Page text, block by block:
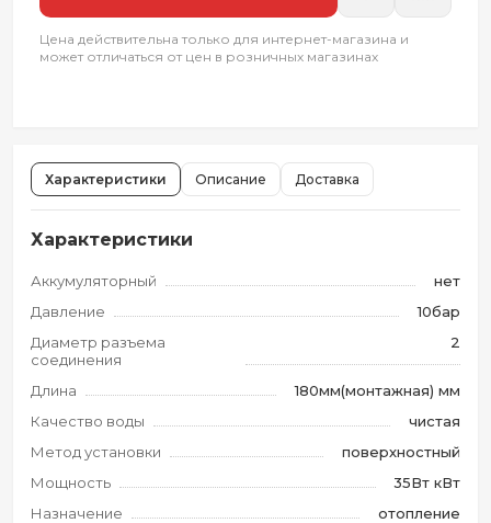
Цена действительна только для интернет-магазина и
может отличаться от цен в розничных магазинах
Характеристики Описание Доставка
Характеристики
Аккумуляторный
нет
Давление
10бар
Диаметр разъема
соединения
2
Длина
180мм(монтажная) мм
Качество воды
чистая
Метод установки
поверхностный
Мощность
35Вт кВт
Назначение
отопление